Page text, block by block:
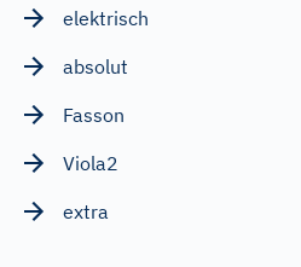
elektrisch
absolut
Fasson
Viola2
extra